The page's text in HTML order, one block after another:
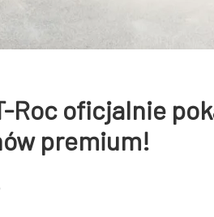
Roc oficjalnie
premium!